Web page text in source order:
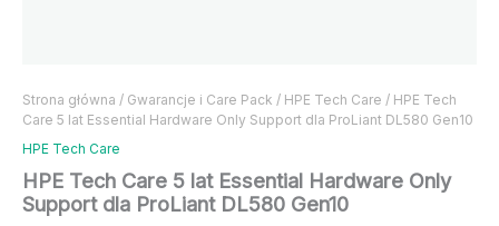
Strona główna / Gwarancje i Care Pack / HPE Tech Care / HPE Tech
Care 5 lat Essential Hardware Only Support dla ProLiant DL580 Gen10
HPE Tech Care
HPE Tech Care 5 lat Essential Hardware Only
Support dla ProLiant DL580 Gen10